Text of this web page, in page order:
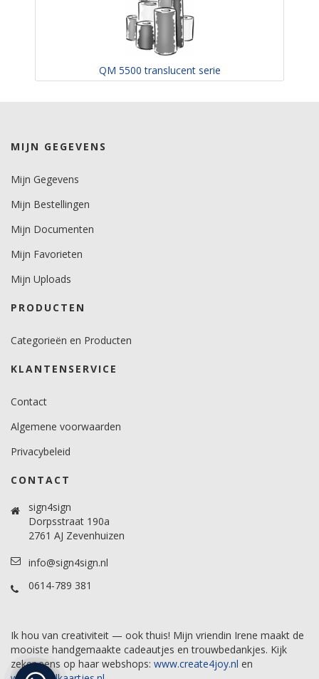
QM 5500 translucent serie
MIJN GEGEVENS
Mijn Gegevens
Mijn Bestellingen
Mijn Documenten
Mijn Favorieten
Mijn Uploads
PRODUCTEN
Categorieën en Producten
KLANTENSERVICE
Contact
Algemene voorwaarden
Privacybeleid
CONTACT
sign4sign
Dorpsstraat 190a
2761 AJ Zevenhuizen
info@sign4sign.nl
0614-789 381
Ik hou van creativiteit — ook thuis! Mijn vriendin Irene maakt de
mooiste handgemaakte cadeautjes en trouwbedankjes. Kijk
zeker eens op haar webshops: www.create4joy.nl en